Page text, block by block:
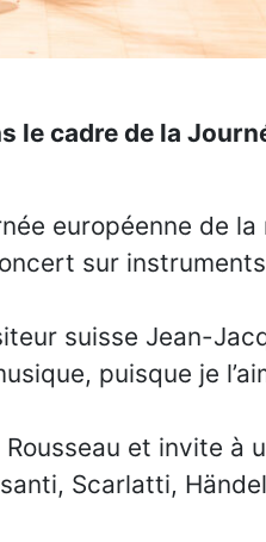
le cadre de la
européenne de la
sur
suisse Jean-
puisque je
et invite à
Scarlatti,